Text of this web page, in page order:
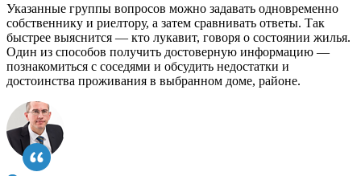
Указанные группы вопросов можно задавать одновременно
собственнику и риелтору, а затем сравнивать ответы. Так
быстрее выяснится — кто лукавит, говоря о состоянии жилья.
Один из способов получить достоверную информацию —
познакомиться с соседями и обсудить недостатки и
достоинства проживания в выбранном доме, районе.